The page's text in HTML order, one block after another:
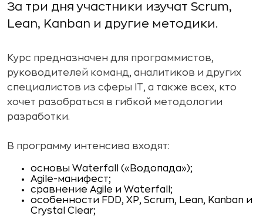
За три дня участники изучат Scrum,
Lean, Kanban и другие методики.
Курс предназначен для программистов,
руководителей команд, аналитиков и других
специалистов из сферы IT, а также всех, кто
хочет разобраться в гибкой методологии
разработки.
В программу интенсива входят:
основы Waterfall («Водопада»);
Agile-манифест;
сравнение Agile и Waterfall;
особенности FDD, XP, Scrum, Lean, Kanban и
Crystal Clear;